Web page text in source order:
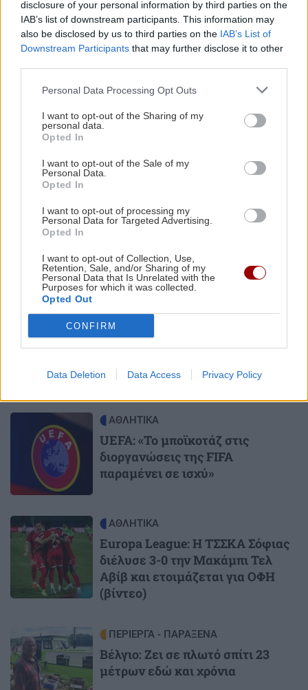
disclosure of your personal information by third parties on the
IAB’s list of downstream participants. This information may
also be disclosed by us to third parties on the IAB’s List of
Downstream Participants that may further disclose it to other
Personal Data Processing Opt Outs
I want to opt-out of the Sharing of my
personal data.
Opted In
I want to opt-out of the Sale of my
Personal Data.
Opted In
I want to opt-out of processing my
Personal Data for Targeted Advertising.
Opted In
I want to opt-out of Collection, Use,
Retention, Sale, and/or Sharing of my
Personal Data that Is Unrelated with the
Purposes for which it was collected.
Opted Out
CONFIRM
Data Deletion Data Access Privacy Policy
και ιστορικά κτίρια για να εξοικονομήσει
ενέργεια
21:43
ΕΛΛΑΔΑ
Το τέλος μιας εποχής για το Allou! Fun Park - Η
ΑΘΛΗΤΙΚΑ
Europa League: Η Άντερλεχτ νίκησε 1-
κριθούν στις Βρυξέλλες
ΑΘΛΗΤΙΚΑ
ΠΟΑ: Ανακοίνωσε την απόκτηση τριών
Ιταλών ποδοσφαιριστών
ΔΙΑΒΑΣΤΕ ΕΠΙΣΗΣ
ΑΘΛΗΤΙΚΑ
UEFA: «Το μποϊκοτάζ στις
διοργανώσεις της FIFA
παραμένει σε ισχύ»
Image ΑΘΛΗΤΙΚΑ
Europa League: Η ΤΣΣΚΑ Σόφιας
διέλυσε 3-0 την Μακάμπι Τελ
Αβίβ και ετοιμάζεται για ΟΦΗ
(βίντεο)
Image ΠΕΡΙΕΡΓΑ - ΠΑΡΑΞΕΝΑ
Βέλγιο: Ζει σε πλωτό σπίτι 23
μέτρων εδώ και χρόνια